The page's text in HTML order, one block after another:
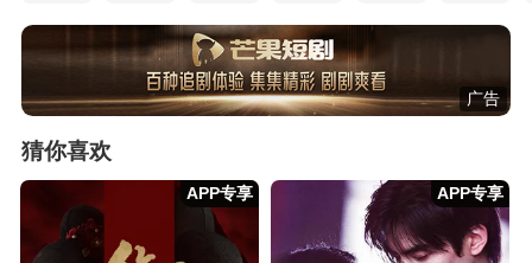
广告
猜你喜欢
APP专享 APP专享